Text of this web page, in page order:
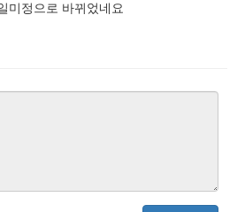
미정으로 바뀌었네요